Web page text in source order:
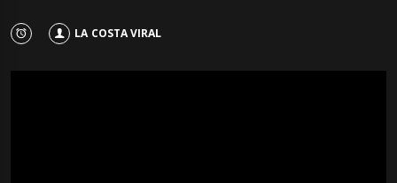
LA COSTA VIRAL